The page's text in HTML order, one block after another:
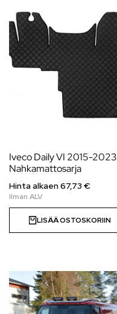
Iveco Daily VI 2015-2023
Nahkamattosarja
Hinta alkaen 67,73 €
LISÄÄ OSTOSKORIIN